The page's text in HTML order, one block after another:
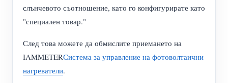
слънчевото съотношение, като го конфигурирате като
"специален товар."
След това можете да обмислите приемането на
IAMMETERСистема за управление на фотоволтаични
нагреватели.